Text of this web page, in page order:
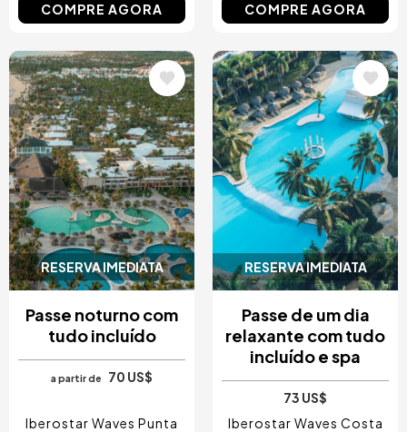
COMPRE AGORA COMPRE AGORA
RESERVA IMEDIATA
Imagem
Passe noturno com
tudo incluído
a partir de 70 US$
Iberostar Waves Punta
RESERVA IMEDIATA
Imagem
Passe de um dia
relaxante com tudo
incluído e spa
73 US$
Iberostar Waves Costa